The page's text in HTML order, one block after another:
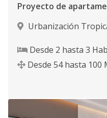
Proyecto de
Urbanización
Desde 2 hasta 3
Desde 54 hasta 100